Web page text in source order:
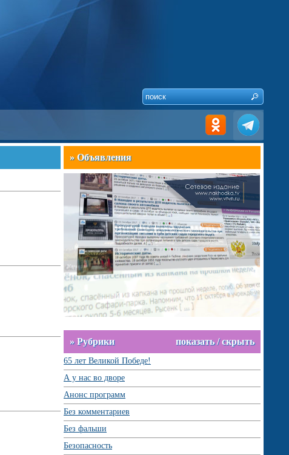
» Объявления
» Рубрики показать / скрыть
65 лет Великой Победе!
А у нас во дворе
Анонс программ
Без комментариев
Без фальши
Безопасность